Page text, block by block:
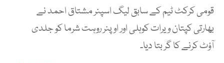
قومی کرکٹ ٹیم کے سابق لیگ اسپنر مشتاق احمد نے
بھارتی کپتان ویرات کوہلی اور اوپنر روہت شرما کو جلدی
آؤٹ کرنے کا گر بتا دیا۔